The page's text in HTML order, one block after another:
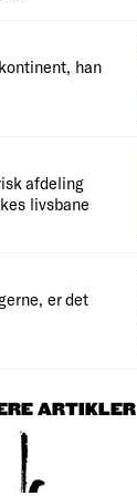
han
afdeling
livsbane
er det
ARTIKLER